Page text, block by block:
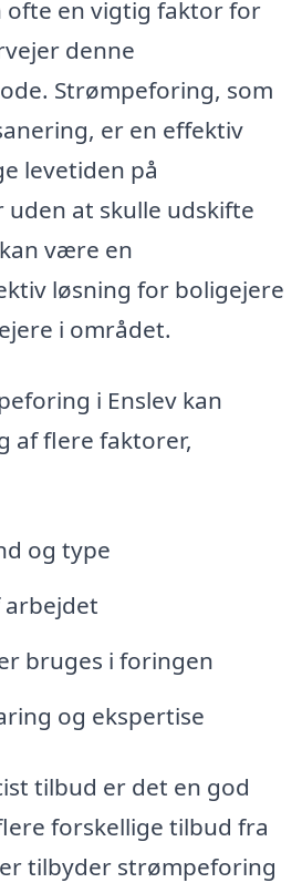
ofte en vigtig faktor for
denne
Strømpeforing, som
er en effektiv
levetiden på
at skulle udskifte
være en
løsning for boligejere
i området.
i Enslev kan
af flere faktorer,
og type
arbejdet
bruges i foringen
og ekspertise
tilbud er det en god
forskellige tilbud fra
tilbyder strømpeforing